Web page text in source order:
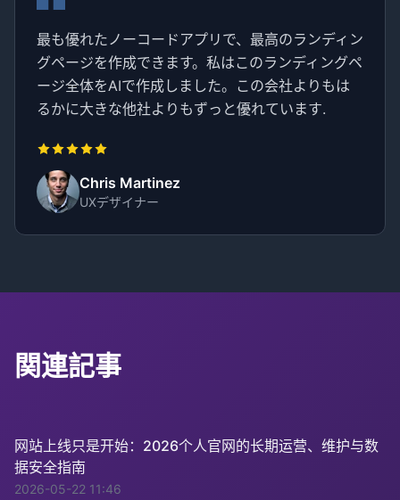
最も優れたノーコードアプリで、最高のランディン
グページを作成できます。私はこのランディングペ
ージ全体をAIで作成しました。この会社よりもは
るかに大きな他社よりもずっと優れています.
Chris Martinez
UXデザイナー
関連記事
网站上线只是开始：2026个人官网的长期运营、维护与数
据安全指南
2026-05-22 11:46